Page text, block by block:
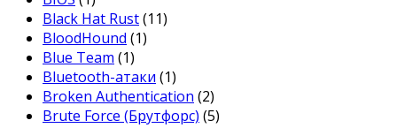
Black Hat Rust(11)
BloodHound (1)
Blue Team (1)
Bluetooth-атаки (1)
Broken Authentication (2)
Brute Force (Брутфорс) (5)